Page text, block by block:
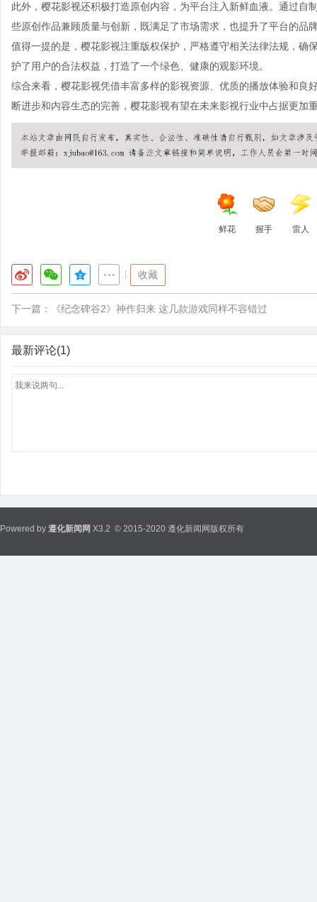
此外，樱花影视还积极打造原创内容，为平台注入新鲜血液。通过
些原创作品兼顾质量与创新，既满足了市场需求，也提升了平台的品
值得一提的是，樱花影视注重版权保护，严格遵守相关法律法规，确
护了用户的合法权益，打造了一个绿色、健康的观影环境。
综合来看，樱花影视凭借丰富多样的影视资源、优质的播放体验和良
断进步和内容生态的完善，樱花影视有望在未来影视行业中占据更加
鲜花 握手 雷人
收藏
下一篇： 《纪念碑谷2》神作归来 这几款游戏同样不容错过
最新评论(1)
Powered by 遵化新闻网 X3.2 © 2015-2020 遵化新闻网版权所有